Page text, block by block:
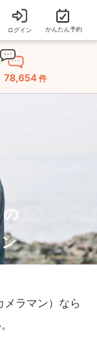
ログイン かんたん予約
78,654 件
メラマン）なら